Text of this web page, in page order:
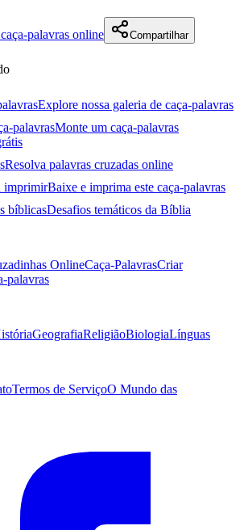
palavras online Compartilhar
Explore nossa galeria de caça-palavras
palavrasMonte um caça-palavras
Resolva palavras cruzadas online
imprimirBaixe e imprima este caça-palavras
bíblicasDesafios temáticos da Bíblia
OnlineCaça-PalavrasCriar
palavras
GeografiaReligiãoBiologiaLínguas
Termos de ServiçoO Mundo das